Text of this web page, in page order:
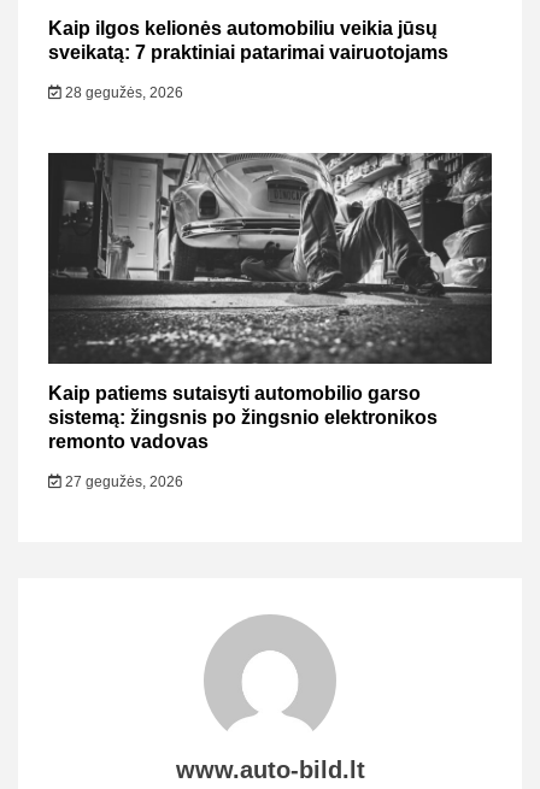
Kaip ilgos kelionės automobiliu veikia jūsų
sveikatą: 7 praktiniai patarimai vairuotojams
28 gegužės, 2026
Kaip patiems sutaisyti automobilio garso
sistemą: žingsnis po žingsnio elektronikos
remonto vadovas
27 gegužės, 2026
www.auto-bild.lt